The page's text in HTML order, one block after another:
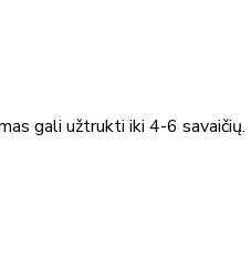
gali užtrukti iki 4-6 savaičių.